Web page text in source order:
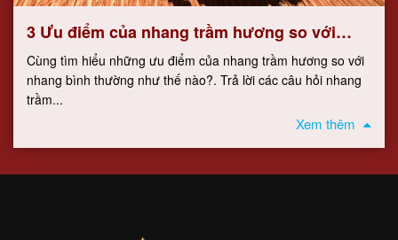
3 Ưu điểm của nhang trầm hương so với
nhang bình thường
Cùng tìm hiểu những ưu điểm của nhang trầm hương so với
nhang bình thường như thế nào?. Trả lời các câu hỏi nhang
trầm...
Xem thêm